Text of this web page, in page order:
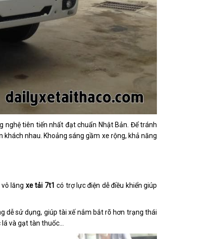
tiên tiến nhất đạt chuẩn Nhật Bản. Để tránh
nhau. Khoảng sáng gầm xe rộng, khả năng
lăng xe tải 7t1 có trợ lực điện dễ điều khiển giúp
dễ sử dụng, giúp tài xế nắm bắt rõ hơn trạng thái
và gạt tàn thuốc…